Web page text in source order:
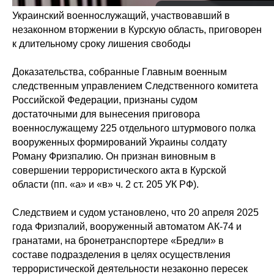
Украинский военнослужащий, участвовавший в
незаконном вторжении в Курскую область, приговорен
к длительному сроку лишения свободы
Доказательства, собранные Главным военным
следственным управлением Следственного комитета
Российской Федерации, признаны судом
достаточными для вынесения приговора
военнослужащему 225 отдельного штурмового полка
вооруженных формирований Украины солдату
Роману Фризпалию. Он признан виновным в
совершении террористического акта в Курской
области (пп. «а» и «в» ч. 2 ст. 205 УК РФ).
Следствием и судом установлено, что 20 апреля 2025
года Фризпалий, вооруженный автоматом АК-74 и
гранатами, на бронетранспортере «Бредли» в
составе подразделения в целях осуществления
террористической деятельности незаконно пересек